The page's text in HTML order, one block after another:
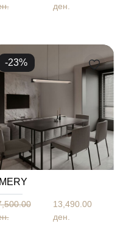
ден.
-23%
13,490.00
ден.